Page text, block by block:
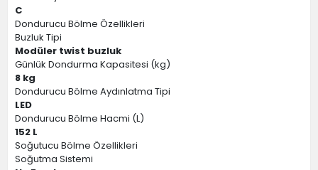
C
Dondurucu Bölme Özellikleri
Buzluk Tipi
Modüler twist buzluk
Günlük Dondurma Kapasitesi (kg)
8 kg
Dondurucu Bölme Aydınlatma Tipi
LED
Dondurucu Bölme Hacmi (L)
152 L
Soğutucu Bölme Özellikleri
Soğutma Sistemi